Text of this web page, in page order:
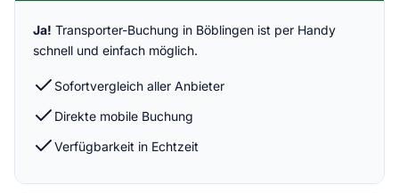
Ja! Transporter-Buchung in Böblingen ist per Handy
schnell und einfach möglich.
Sofortvergleich aller Anbieter
Direkte mobile Buchung
Verfügbarkeit in Echtzeit